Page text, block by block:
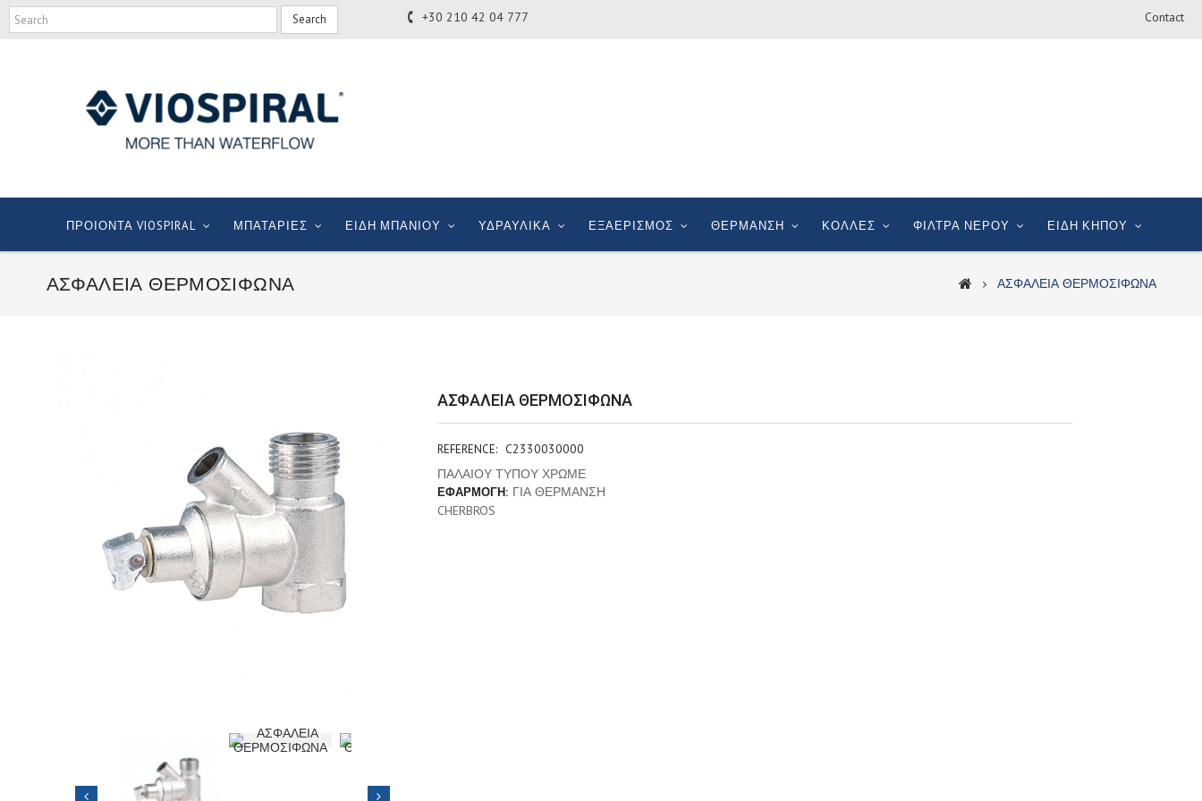
Search +30 210 42 04 777 Contact
ΠΡΟΙΟΝΤΑ VIOSPIRAL ΜΠΑΤΑΡΙΕΣ ΕΙΔΗ ΜΠΑΝΙΟΥ ΥΔΡΑΥΛΙΚΑ ΕΞΑΕΡΙΣΜΟΣ ΘΕΡΜΑΝΣΗ ΚΟΛΛΕΣ ΦΙΛΤΡΑ ΝΕΡΟΥ ΕΙΔΗ ΚΗΠΟΥ
ΑΣΦΑΛΕΙΑ ΘΕΡΜΟΣΙΦΩΝΑ ΑΣΦΑΛΕΙΑ ΘΕΡΜΟΣΙΦΩΝΑ
ΑΣΦΑΛΕΙΑ ΘΕΡΜΟΣΙΦΩΝΑ
REFERENCE: C2330030000
ΠΑΛΑΙΟΥ ΤΥΠΟΥ ΧΡΩΜΕ
ΕΦΑΡΜΟΓΗ: ΓΙΑ ΘΕΡΜΑΝΣΗ
CHERBROS